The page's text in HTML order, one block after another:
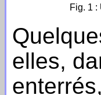
Fig. 1 :
elles,